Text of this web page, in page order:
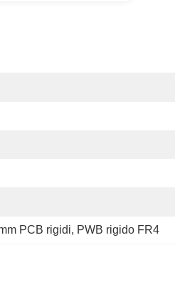
PCB rigidi, PWB rigido FR4